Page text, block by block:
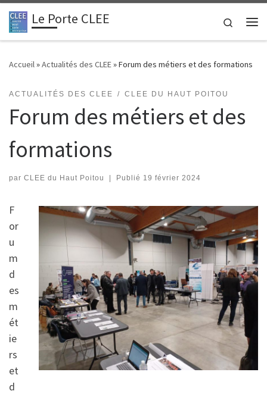
Passer au contenu
Le Porte CLEE
Search
Accueil»Actualités des CLEE»Forum des métiers et des formations
ACTUALITÉS DES CLEE CLEE DU HAUT POITOU
Forum des métiers et des
formations
par CLEE du Haut Poitou | Publié 19 février 2024
F
or
u
m
d
es
m
ét
ie
rs
et
d